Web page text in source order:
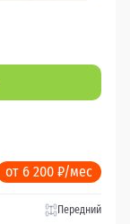
от 6 200 ₽/мес
Передний